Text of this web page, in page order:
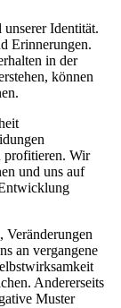
Identität.
Erinnerungen.
in der
können
profitieren. Wir
und uns auf
Veränderungen
an vergangene
Andererseits
Muster